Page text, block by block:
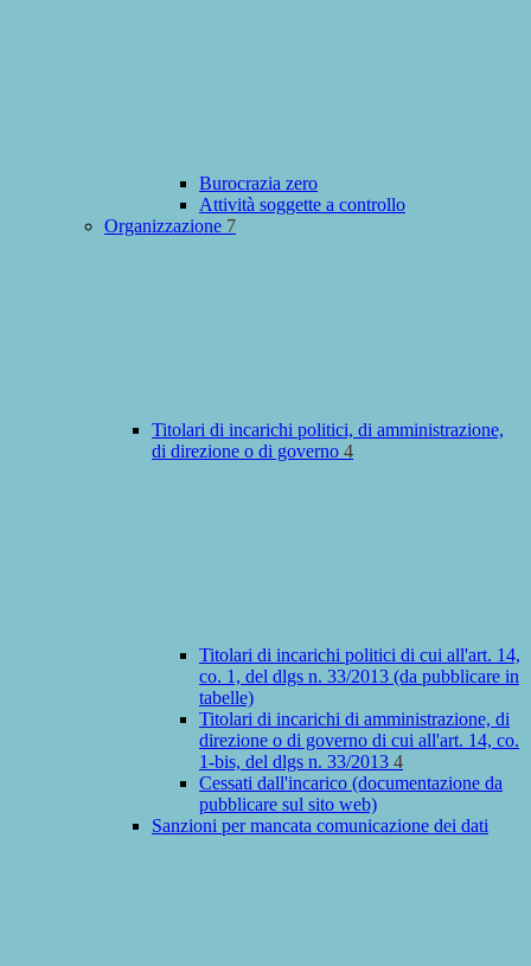
Burocrazia zero
Attività soggette a controllo
Organizzazione 7
Titolari di incarichi politici, di amministrazione,
di direzione o di governo 4
Titolari di incarichi politici di cui all'art. 14,
co. 1, del dlgs n. 33/2013 (da pubblicare in
tabelle)
Titolari di incarichi di amministrazione, di
direzione o di governo di cui all'art. 14, co.
1-bis, del dlgs n. 33/2013 4
Cessati dall'incarico (documentazione da
pubblicare sul sito web)
Sanzioni per mancata comunicazione dei dati